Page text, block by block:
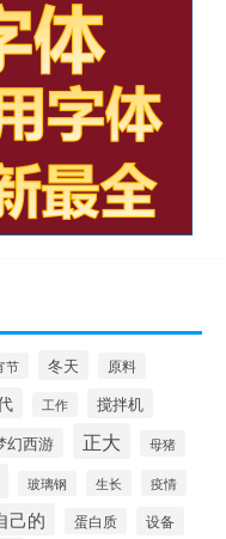
节 冬天 原料
工作 搅拌机
幻西游 正大 母猪
玻璃钢 生长 疫情
己的 蛋白质 设备